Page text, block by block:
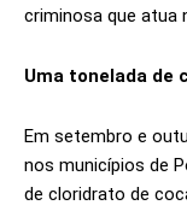
criminosa que atua
Uma tonelada de
Em setembro e
nos municípios de
de cloridrato de